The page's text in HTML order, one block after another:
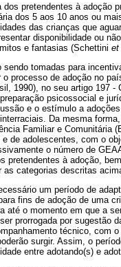
pretendentes à adoção
dos 5 aos 10 anos ou
das crianças que
disponibilidade ou
e fantasias (Schettini et
tomadas para
processo de adoção no
1990), no seu artigo 197 -
psicossocial e
e o estímulo a
Da mesma
Familiar e Comunitária
de adolescentes, com o
o número de
pretendentes à adoção,
categorias descritas
um período de
fins de adoção de uma
até o momento em que a
prorrogada por sugestão
técnico, com
surgir. Assim, o
entre adotando(s) e